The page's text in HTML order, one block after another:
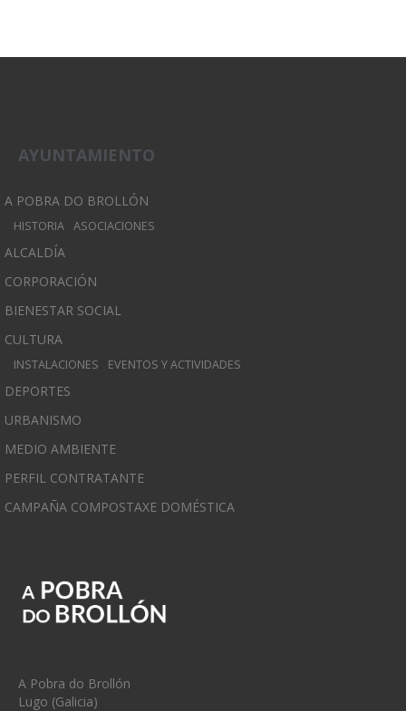
AYUNTAMIENTO
A POBRA DO BROLLÓN
HISTORIA ASOCIACIONES
ALCALDÍA
CORPORACIÓN
BIENESTAR SOCIAL
CULTURA
INSTALACIONES EVENTOS Y ACTIVIDADES
DEPORTES
URBANISMO
MEDIO AMBIENTE
PERFIL CONTRATANTE
CAMPAÑA COMPOSTAXE DOMÉSTICA
A Pobra do Brollón
Lugo (Galicia)